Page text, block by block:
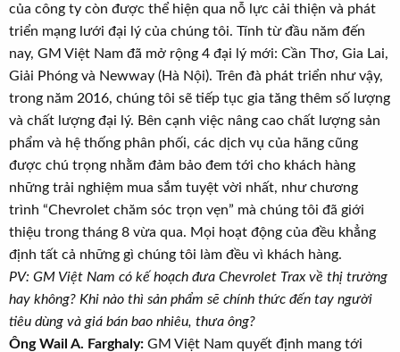
của công ty còn được thể hiện qua nỗ lực cải thiện và phát
triển mạng lưới đại lý của chúng tôi. Tính từ đầu năm đến
nay, GM Việt Nam đã mở rộng 4 đại lý mới: Cần Thơ, Gia Lai,
Giải Phóng và Newway (Hà Nội). Trên đà phát triển như vậy,
trong năm 2016, chúng tôi sẽ tiếp tục gia tăng thêm số lượng
và chất lượng đại lý. Bên cạnh việc nâng cao chất lượng sản
phẩm và hệ thống phân phối, các dịch vụ của hãng cũng
được chú trọng nhằm đảm bảo đem tới cho khách hàng
những trải nghiệm mua sắm tuyệt vời nhất, như chương
trình “Chevrolet chăm sóc trọn vẹn” mà chúng tôi đã giới
thiệu trong tháng 8 vừa qua. Mọi hoạt động của đều khẳng
định tất cả những gì chúng tôi làm đều vì khách hàng.
PV: GM Việt Nam có kế hoạch đưa Chevrolet Trax về thị trường
hay không? Khi nào thì sản phẩm sẽ chính thức đến tay người
tiêu dùng và giá bán bao nhiêu, thưa ông?
Ông Wail A. Farghaly: GM Việt Nam quyết định mang tới